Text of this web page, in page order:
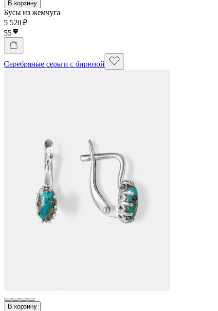
В корзину
Бусы из жемчуга
5 520 ₽
55
Серебряные серьги с бирюзой
В корзину